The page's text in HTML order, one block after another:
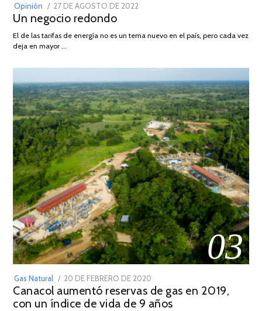
Opinión
POSTED
ON
27 DE AGOSTO DE 2022
DE
Un negocio redondo
El de las tarifas de energía no es un tema nuevo en el país, pero cada vez
deja en mayor …
03
Gas Natural
POSTED
ON
20 DE FEBRERO DE 2020
DE
JULIO
Canacol aumentó reservas de gas en 2019,
con un índice de vida de 9 años